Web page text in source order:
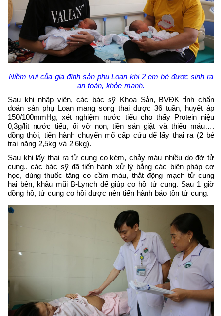
Niềm vui của gia đình sản phụ Loan khi 2 em bé được sinh ra
an toàn, khỏe mạnh.
Sau khi nhập viện, các bác sỹ Khoa Sản, BVĐK tỉnh chẩn
đoán sản phụ Loan mang song thai được 36 tuần, huyết áp
150/100mmHg, xét nghiệm nước tiểu cho thấy Protein niệu
0,3g/lít nước tiểu, ối vỡ non, tiền sản giật và thiếu máu….
đồng thời, tiến hành chuyển mổ cấp cứu để lấy thai ra (2 bé
trai nặng 2,5kg và 2,6kg).
Sau khi lấy thai ra tử cung co kém, chảy máu nhiều do đờ tử
cung.. các bác sỹ đã tiến hành xử lý bằng các biện pháp cơ
học, dùng thuốc tăng co cầm máu, thắt động mạch tử cung
hai bên, khâu mũi B-Lynch để giúp co hồi tử cung. Sau 1 giờ
đồng hồ, tử cung co hồi được nên tiến hành bảo tồn tử cung.